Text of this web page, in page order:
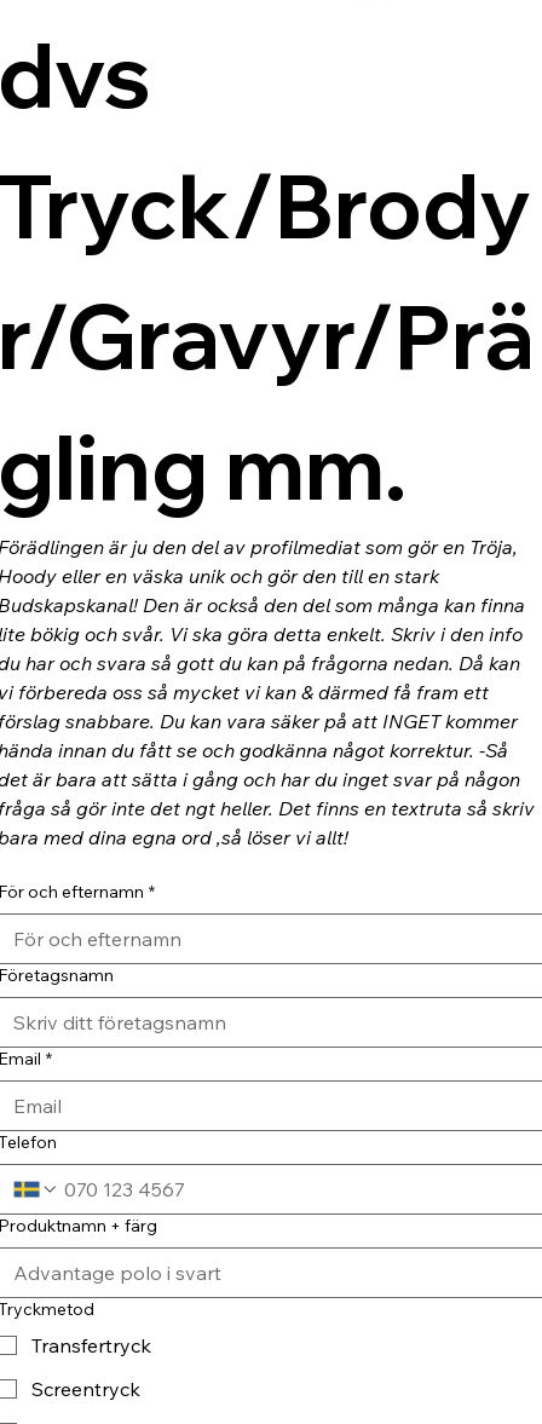
Brody
Gravyr/Prä
mm.
är ju den del av profilmediat som gör en Tröja,
eller en väska unik och gör den till en stark
Den är också den del som många kan finna
bökig och svår. Vi ska göra detta enkelt. Skriv i den info
har och svara så gott du kan på frågorna nedan. Då kan
förbereda oss så mycket vi kan & därmed få fram ett
snabbare. Du kan vara säker på att INGET kommer
innan du fått se och godkänna något korrektur. -Så
är bara att sätta i gång och har du inget svar på någon
så gör inte det ngt heller. Det finns en textruta så skriv
med dina egna ord ,så löser vi allt!
och efternamn *
*
+ färg
Transfertryck
Screentryck